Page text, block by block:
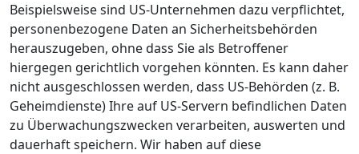
Beispielsweise sind US-Unternehmen dazu verpflichtet,
personenbezogene Daten an Sicherheitsbehörden
herauszugeben, ohne dass Sie als Betroffener
hiergegen gerichtlich vorgehen könnten. Es kann daher
nicht ausgeschlossen werden, dass US-Behörden (z. B.
Geheimdienste) Ihre auf US-Servern befindlichen Daten
zu Überwachungszwecken verarbeiten, auswerten und
dauerhaft speichern. Wir haben auf diese